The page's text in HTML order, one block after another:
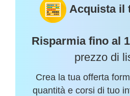
Acquista il
Risparmia fino al
prezzo di
Crea la tua offerta
quantità e corsi di tuo